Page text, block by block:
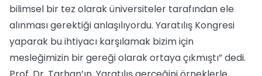
bilimsel bir tez olarak üniversiteler tarafından ele
alınması gerektiği anlaşılıyordu. Yaratılış Kongresi
yaparak bu ihtiyacı karşılamak bizim için
mesleğimizin bir gereği olarak ortaya çıkmıştı” dedi.